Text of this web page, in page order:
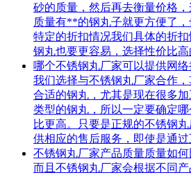
砂的质量，然后再去衡量价格，
质量有**的钢丸子就更方便了，
特定的折扣情况我们具体的折
钢丸也要更容易，选择性价比高
哪个不锈钢丸厂家可以提供网
我们选择与不锈钢丸厂家合作
合适的钢丸，尤其是现在很多
类型的钢丸，所以一定要确定
比更高。只要是正规的不锈钢
供相应的售后服务，即使是通过
不锈钢丸厂家产品质量质量如
而且不锈钢丸厂家会根据不同